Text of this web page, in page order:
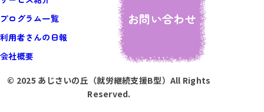
プログラム一覧
利用者さんの日報
会社概要
お問い合わせ
© 2025 あじさいの丘（就労継続支援B型）All Rights
Reserved.